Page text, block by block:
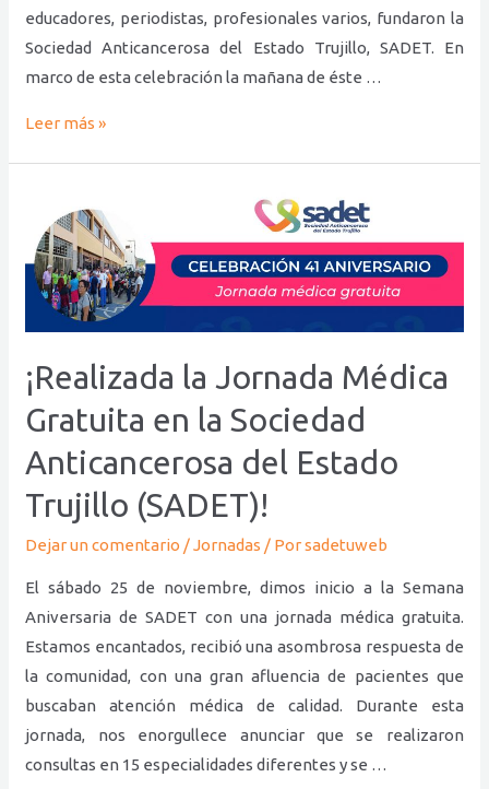
educadores, periodistas, profesionales varios, fundaron la
Sociedad Anticancerosa del Estado Trujillo, SADET. En
marco de esta celebración la mañana de éste …
Leer más »
¡Realizada la Jornada Médica
Gratuita en la Sociedad
Anticancerosa del Estado
Trujillo (SADET)!
Dejar un comentario /Jornadas / Porsadetuweb
El sábado 25 de noviembre, dimos inicio a la Semana
Aniversaria de SADET con una jornada médica gratuita.
Estamos encantados, recibió una asombrosa respuesta de
la comunidad, con una gran afluencia de pacientes que
buscaban atención médica de calidad. Durante esta
jornada, nos enorgullece anunciar que se realizaron
consultas en 15 especialidades diferentes y se …
Jornada
Médica
Gratuita
la
Sociedad
Anticancerosa
del
Estado
Trujillo
(SADET)!